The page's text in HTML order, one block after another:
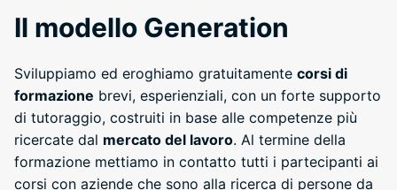
Il modello Generation
Sviluppiamo ed eroghiamo gratuitamente corsi di
formazione brevi, esperienziali, con un forte supporto
di tutoraggio, costruiti in base alle competenze più
ricercate dal mercato del lavoro. Al termine della
formazione mettiamo in contatto tutti i partecipanti ai
corsi con aziende che sono alla ricerca di persone da